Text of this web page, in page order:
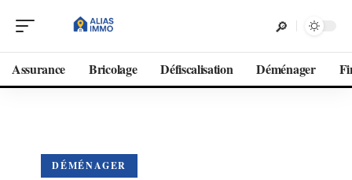
Assurance Bricolage Défiscalisation Déménager
DÉMÉNAGER